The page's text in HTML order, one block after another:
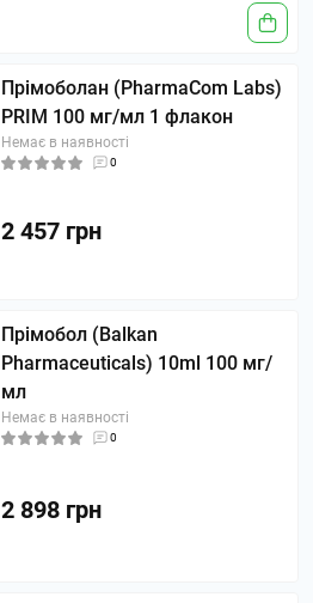
Прімоболан (PharmaCom Labs)
PRIM 100 мг/мл 1 флакон
Немає в наявності
0
2 457 грн
Прімобол (Balkan
Pharmaceuticals) 10ml 100 мг/
мл
Немає в наявності
0
2 898 грн